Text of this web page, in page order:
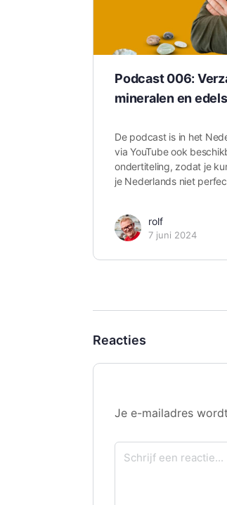
Podcast 006:
mineralen en
De podcast is in het
via YouTube ook
ondertiteling, zodat je
je Nederlands niet
rolf
7 juni 2024
Reacties
Je e-mailadres